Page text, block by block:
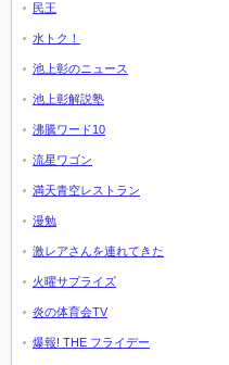
民王
水トク！
池上彰のニュース
池上彰解説塾
沸騰ワード10
流星ワゴン
満天青空レストラン
漫勉
激レアさんを連れてきた
火曜サプライズ
炎の体育会TV
爆報! THE フライデー